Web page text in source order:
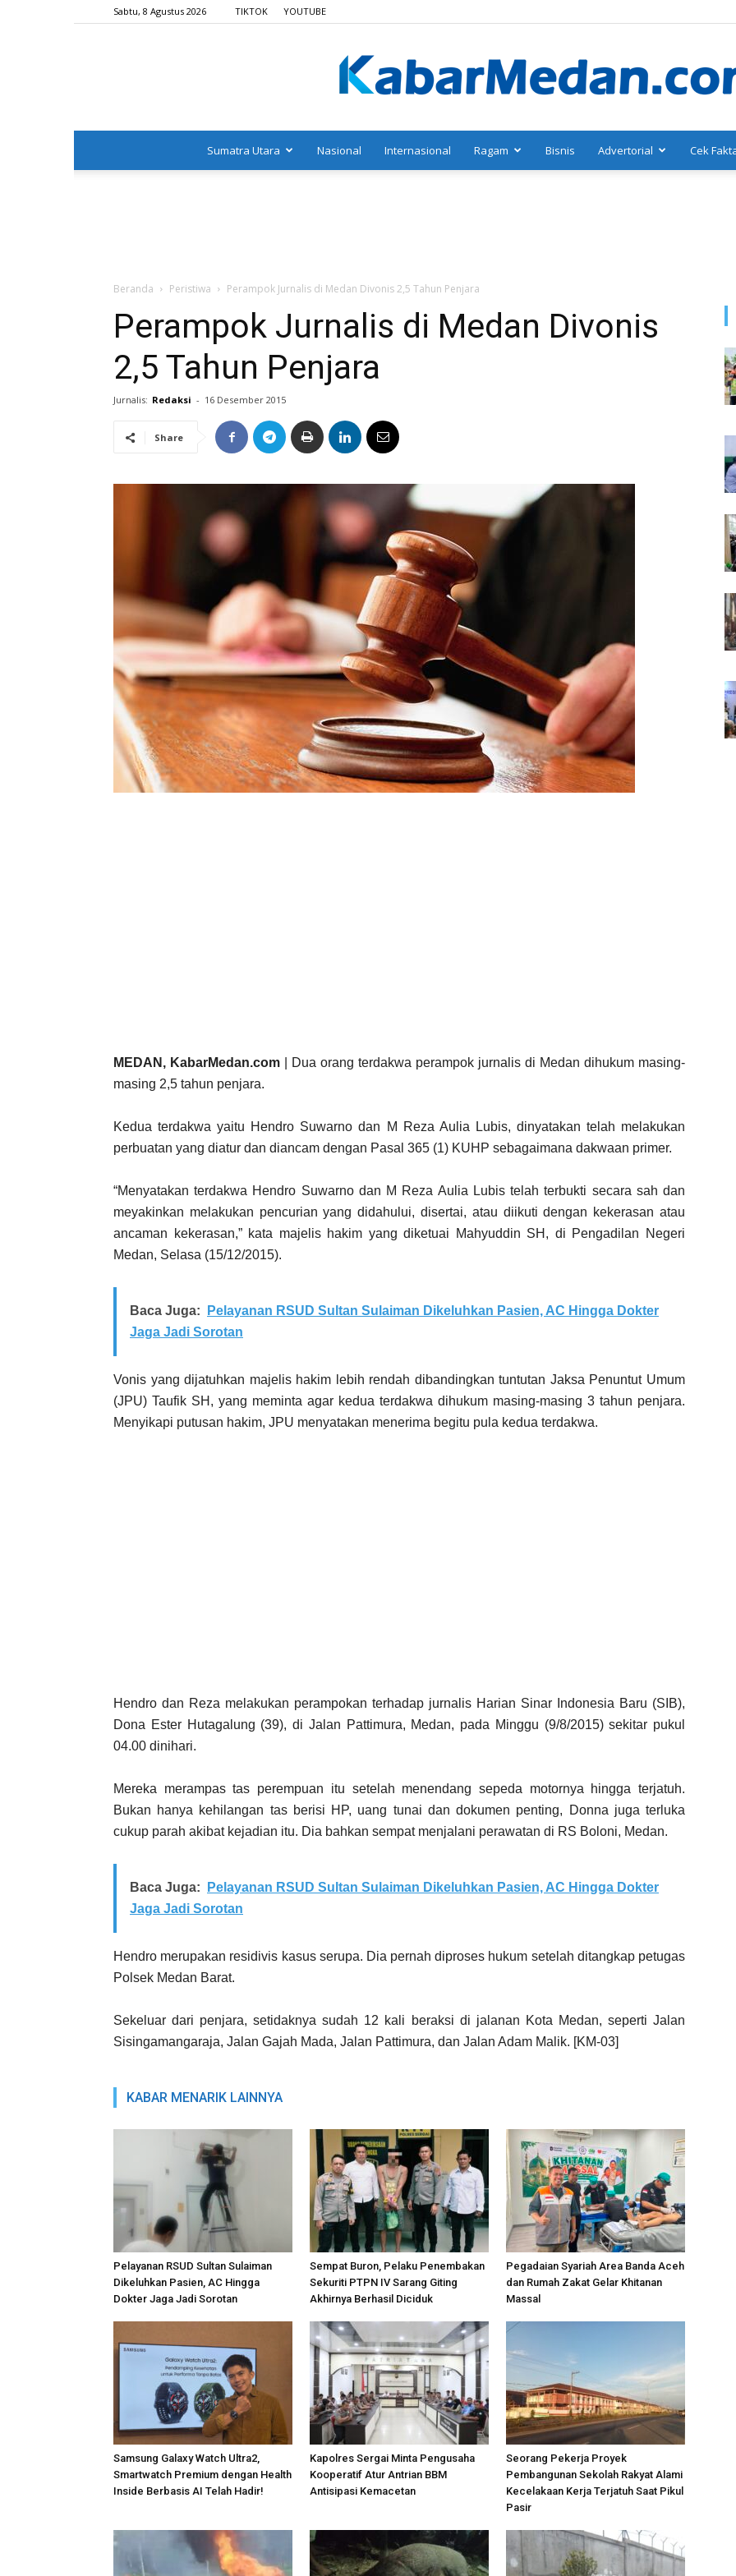
Sabtu, 8 Agustus 2026 TIKTOK YOUTUBE
Sumatra Utara Nasional Internasional Ragam Bisnis Advertorial Cek
Beranda Peristiwa Perampok Jurnalis di Medan Divonis 2,5 Tahun Penjara
Perampok Jurnalis di Medan Divonis
2,5 Tahun Penjara
Jurnalis: Redaksi - 16 Desember 2015
Share
MEDAN, KabarMedan.com | Dua orang terdakwa perampok jurnalis di Medan dihukum masing-
masing 2,5 tahun penjara.
Kedua terdakwa yaitu Hendro Suwarno dan M Reza Aulia Lubis, dinyatakan telah melakukan
perbuatan yang diatur dan diancam dengan Pasal 365 (1) KUHP sebagaimana dakwaan primer.
“Menyatakan terdakwa Hendro Suwarno dan M Reza Aulia Lubis telah terbukti secara sah dan
meyakinkan melakukan pencurian yang didahului, disertai, atau diikuti dengan kekerasan atau
ancaman kekerasan,” kata majelis hakim yang diketuai Mahyuddin SH, di Pengadilan Negeri
Medan, Selasa (15/12/2015).
Baca Juga:
Pelayanan RSUD Sultan Sulaiman Dikeluhkan Pasien, AC Hingga Dokter
Jaga Jadi Sorotan
Vonis yang dijatuhkan majelis hakim lebih rendah dibandingkan tuntutan Jaksa Penuntut Umum
(JPU) Taufik SH, yang meminta agar kedua terdakwa dihukum masing-masing 3 tahun penjara.
Menyikapi putusan hakim, JPU menyatakan menerima begitu pula kedua terdakwa.
Hendro dan Reza melakukan perampokan terhadap jurnalis Harian Sinar Indonesia Baru (SIB),
Dona Ester Hutagalung (39), di Jalan Pattimura, Medan, pada Minggu (9/8/2015) sekitar pukul
04.00 dinihari.
Mereka merampas tas perempuan itu setelah menendang sepeda motornya hingga terjatuh.
Bukan hanya kehilangan tas berisi HP, uang tunai dan dokumen penting, Donna juga terluka
cukup parah akibat kejadian itu. Dia bahkan sempat menjalani perawatan di RS Boloni, Medan.
Baca Juga:
Pelayanan RSUD Sultan Sulaiman Dikeluhkan Pasien, AC Hingga Dokter
Jaga Jadi Sorotan
Hendro merupakan residivis kasus serupa. Dia pernah diproses hukum setelah ditangkap petugas
Polsek Medan Barat.
Sekeluar dari penjara, setidaknya sudah 12 kali beraksi di jalanan Kota Medan, seperti Jalan
Sisingamangaraja, Jalan Gajah Mada, Jalan Pattimura, dan Jalan Adam Malik. [KM-03]
KABAR MENARIK LAINNYA
Pelayanan RSUD Sultan Sulaiman
Dikeluhkan Pasien, AC Hingga
Dokter Jaga Jadi Sorotan
Sempat Buron, Pelaku Penembakan
Sekuriti PTPN IV Sarang Giting
Akhirnya Berhasil Diciduk
Pegadaian Syariah Area Banda Aceh
dan Rumah Zakat Gelar Khitanan
Massal
Samsung Galaxy Watch Ultra2,
Smartwatch Premium dengan Health
Inside Berbasis AI Telah Hadir!
Kapolres Sergai Minta Pengusaha
Kooperatif Atur Antrian BBM
Antisipasi Kemacetan
Seorang Pekerja Proyek
Pembangunan Sekolah Rakyat Alami
Kecelakaan Kerja Terjatuh Saat Pikul
Pasir